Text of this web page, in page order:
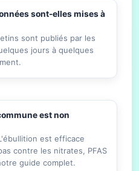
sont-elles mises à
sont publiés par les
jours à quelques
est non
est efficace
contre les nitrates, PFAS
guide complet.